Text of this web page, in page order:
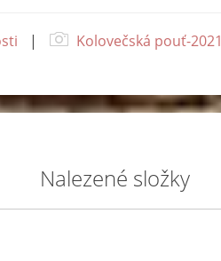
| Kolovečská pouť-2021
Nalezené složky